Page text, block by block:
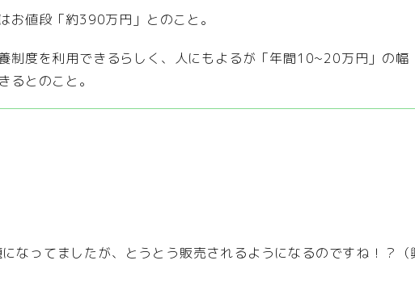
お値段「約390万円」とのこと。
制度を利用できるらしく、人にもよるが「年間10~20万円」の幅
るとのこと。
なってましたが、とうとう販売されるようになるのですね！？（